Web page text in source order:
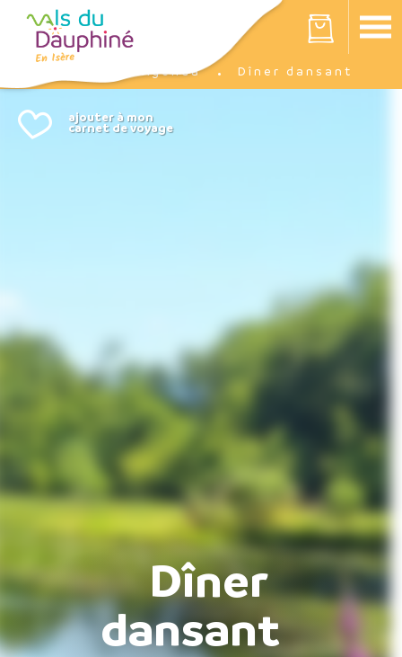
Votre panier est vide
Agenda Dîner dansant
Dîner
dansant
Panneau de gestion des cookies